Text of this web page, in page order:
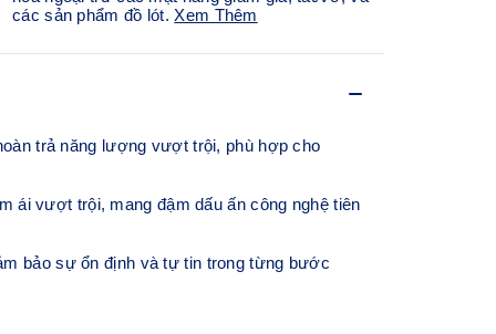
các sản phẩm đồ lót.Xem Thêm
trả năng lượng vượt trội, phù hợp cho
ái vượt trội, mang đậm dấu ấn công nghệ tiên
bảo sự ổn định và tự tin trong từng bước